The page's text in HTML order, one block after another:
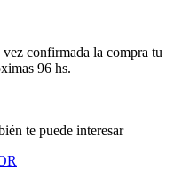
confirmada la compra tu
96 hs.